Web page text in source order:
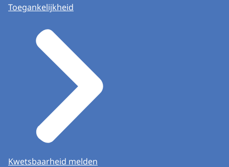
Toegankelijkheid
Kwetsbaarheid melden